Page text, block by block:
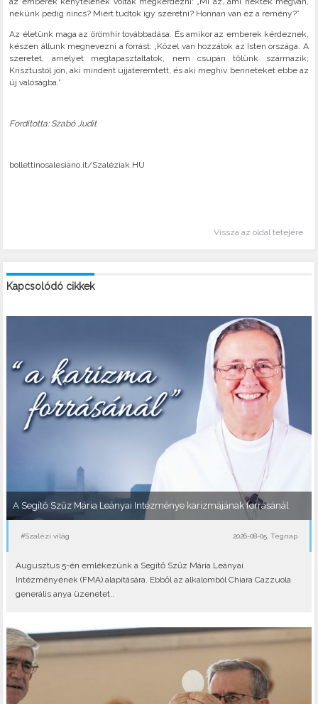
nekünk pedig nincs? Miért tudtok így szeretni? Honnan van ez a remény?”
Az életünk maga az örömhír továbbadása. És amikor az emberek kérdeznek,
készen állunk megnevezni a forrást: „Közel van hozzátok az Isten országa. A
szeretet, amelyet megtapasztaltatok, nem csupán tőlünk származik;
Krisztustól jön, aki mindent újjáteremtett, és aki meghív benneteket ebbe az
új valóságba.”
Fordította: Szabó Judit
bollettinosalesiano.it/Szaléziak.HU
Vissza az oldal tetejére
Kapcsolódó cikkek
A Segítő Szűz Mária Leányai Intézménye karizmájának forrásánál
#Szalézi világ 2026-08-05, Tegnap
Augusztus 5-én emlékezünk a Segítő Szűz Mária Leányai
Intézményének (FMA) alapítására. Ebből az alkalomból Chiara Cazzuola
generális anya üzenetet..